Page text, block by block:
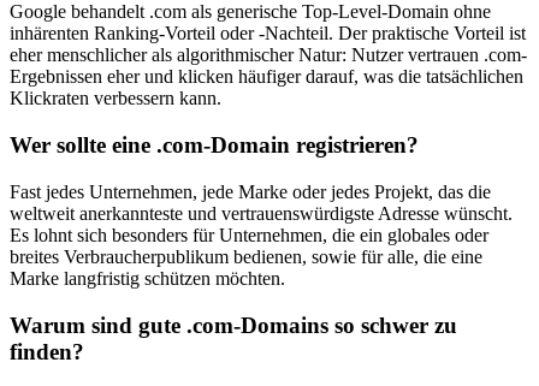
Google behandelt .com als generische Top-Level-Domain ohne
inhärenten Ranking-Vorteil oder -Nachteil. Der praktische Vorteil ist
eher menschlicher als algorithmischer Natur: Nutzer vertrauen .com-
Ergebnissen eher und klicken häufiger darauf, was die tatsächlichen
Klickraten verbessern kann.
Wer sollte eine .com-Domain registrieren?
Fast jedes Unternehmen, jede Marke oder jedes Projekt, das die
weltweit anerkannteste und vertrauenswürdigste Adresse wünscht.
Es lohnt sich besonders für Unternehmen, die ein globales oder
breites Verbraucherpublikum bedienen, sowie für alle, die eine
Marke langfristig schützen möchten.
Warum sind gute .com-Domains so schwer zu
finden?